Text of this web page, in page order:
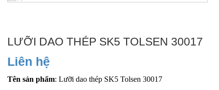
LƯỠI DAO THÉP SK5 TOLSEN 30017
Liên hệ
Tên sản phẩm: Lưỡi dao thép SK5 Tolsen 30017